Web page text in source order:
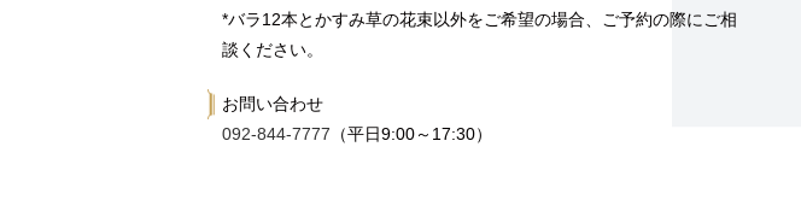
*バラ12本とかすみ草の花束以外をご希望の場合、ご予約の際にご相
談ください。
お問い合わせ
092-844-7777 （平日9:00～17:30）